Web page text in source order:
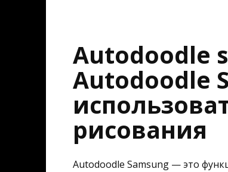
Autodoodle
Autodoodle
рисования
Autodoodle Samsung — это